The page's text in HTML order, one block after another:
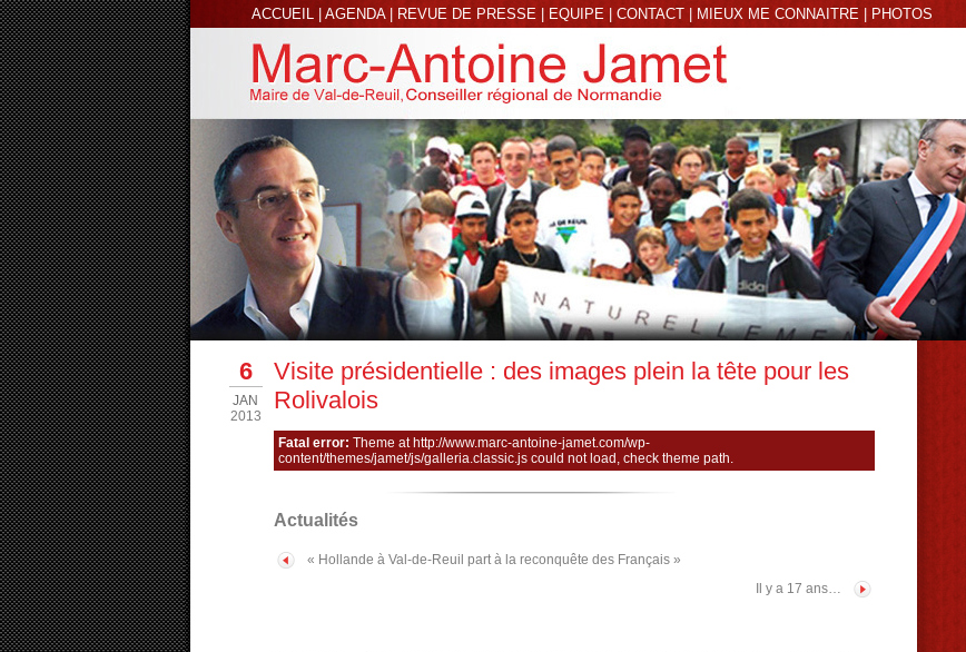
ACCUEIL| AGENDA| REVUE DE PRESSE| EQUIPE| CONTACT| MIEUX ME CONNAITRE| PHOTOS
6
JAN
2013
Visite présidentielle : des images plein la tête pour les
Rolivalois
Fatal error: Theme at http://www.marc-antoine-jamet.com/wp-
content/themes/jamet/js/galleria.classic.js could not load, check theme path.
Actualités
« Hollande à Val-de-Reuil part à la reconquête des Français »
Il y a 17 ans…